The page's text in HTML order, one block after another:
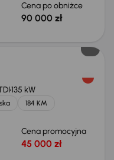
Cena po obniżce
90 000 zł
135 kW
184 KM
Cena promocyjna
45 000 zł